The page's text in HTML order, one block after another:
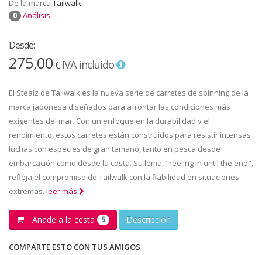
De la marca Tailwalk
0 Análisis
Desde:
275,00€ IVA incluido
El Stealz de Tailwalk es la nueva serie de carretes de spinning de la
marca japonesa diseñados para afrontar las condiciones más
exigentes del mar. Con un enfoque en la durabilidad y el
rendimiento, estos carretes están construidos para resistir intensas
luchas con especies de gran tamaño, tanto en pesca desde
embarcación como desde la costa. Su lema, "reeling in until the end",
refleja el compromiso de Tailwalk con la fiabilidad en situaciones
extremas. leer más
Añade a la cesta 5 Descripción
COMPARTE ESTO CON TUS AMIGOS